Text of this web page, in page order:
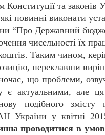
Конституції та законів
повинні виконати
“Про Державний
чисельності їх
Таким чином,
переклавши
що проблеми,
є актуальними, але
подібного
України у квітні
проводитися в